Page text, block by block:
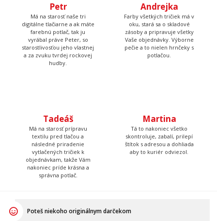
Petr
Má na starosť naše tri
digitálne tlačiarne a ak máte
farebnú potlač, tak ju
vyrábal práve Peter, so
starostlivosťou jeho vlastnej
a za zvuku tvrdej rockovej
hudby.
Andrejka
Farby všetkých tričiek má v
oku, stará sa o skladové
zásoby a pripravuje všetky
Vaše objednávky. Výborne
pečie a to nielen hrnčeky s
potlačou.
Tadeáš
Má na starosť prípravu
textilu pred tlačou a
následné priradenie
vytlačených tričiek k
objednávkam, takže Vám
nakoniec príde krásna a
správna potlač.
Martina
Tá to nakoniec všetko
skontroluje, zabalí, prilepí
štítok s adresou a dohliada
aby to kuriér odviezol.
Poteš niekoho originálnym darčekom